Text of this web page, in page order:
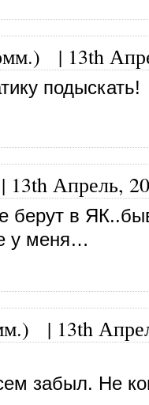
| 13th
подыскать!
13th Апрель,
берут в
у меня…
| 13th
забыл. Не